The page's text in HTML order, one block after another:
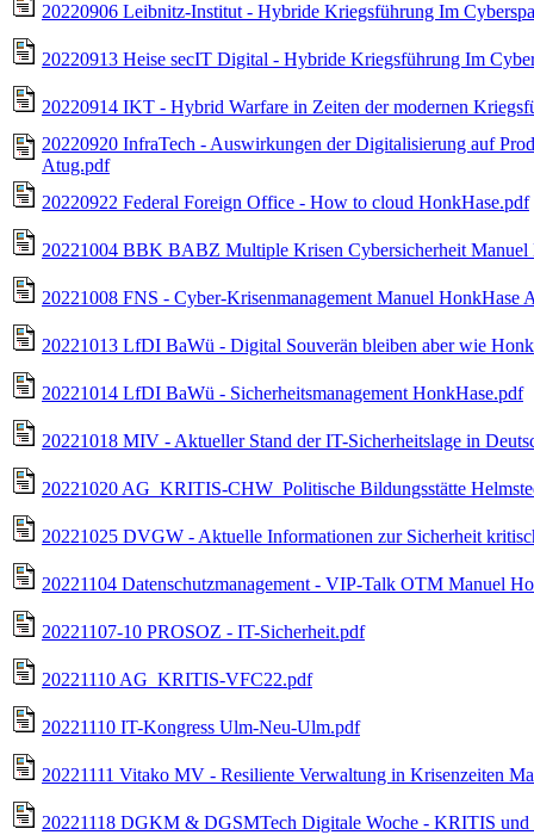
20220906 Leibnitz-Institut - Hybride Kriegsführung Im
20220913 Heise secIT Digital - Hybride Kriegsführung Im
20220914 IKT - Hybrid Warfare in Zeiten der modernen
20220920 InfraTech - Auswirkungen der Digitalisierung auf
Atug.pdf
20220922 Federal Foreign Office - How to cloud HonkHase.pdf
20221004 BBK BABZ Multiple Krisen Cybersicherheit Manuel
20221008 FNS - Cyber-Krisenmanagement Manuel HonkHase
20221013 LfDI BaWü - Digital Souverän bleiben aber wie
20221014 LfDI BaWü - Sicherheitsmanagement HonkHase.pdf
20221018 MIV - Aktueller Stand der IT-Sicherheitslage in
20221020 AG_KRITIS-CHW_Politische Bildungsstätte
20221025 DVGW - Aktuelle Informationen zur Sicherheit
20221104 Datenschutzmanagement - VIP-Talk OTM Manuel
20221107-10 PROSOZ - IT-Sicherheit.pdf
20221110 AG_KRITIS-VFC22.pdf
20221110 IT-Kongress Ulm-Neu-Ulm.pdf
20221111 Vitako MV - Resiliente Verwaltung in Krisenzeiten
20221118 DGKM & DGSMTech Digitale Woche - KRITIS